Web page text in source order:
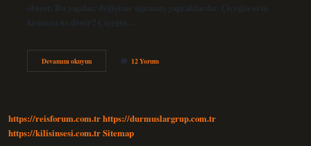
oluşur. Bu yapılar, değişime uğramış yapraklardır. Çiçeğin orta
kısmına ne denir? Çiçeğin…
Devamını okuyunÇiçeğin
Gövdesine
12 Yorum
https://reisforum.com.trhttps://durmuslargrup.com.tr
https://kilisinsesi.com.trSitemap